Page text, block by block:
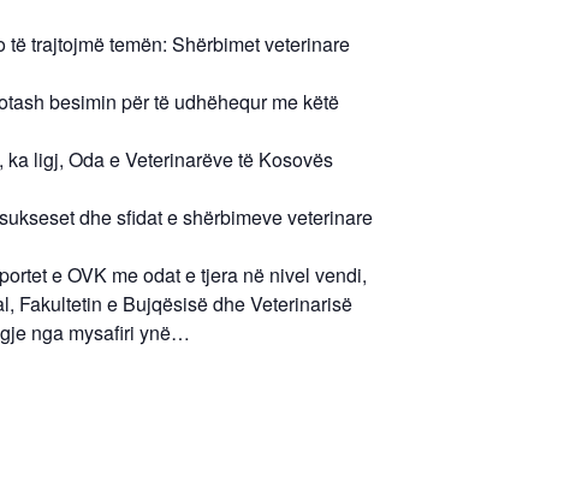
të trajtojmë temën: Shërbimet veterinare
besimin për të udhëhequr me këtë
ligj, Oda e Veterinarëve të Kosovës
dhe sfidat e shërbimeve veterinare
e OVK me odat e tjera në nivel vendi,
Fakultetin e Bujqësisë dhe Veterinarisë
nga mysafiri ynë…